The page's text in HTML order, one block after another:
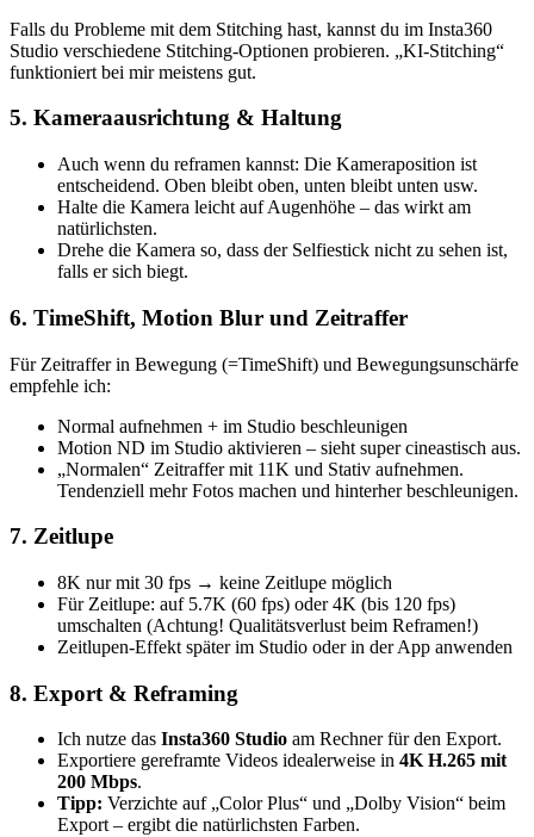
Falls du Probleme mit dem Stitching hast, kannst du im Insta360
Studio verschiedene Stitching-Optionen probieren. „KI-Stitching“
funktioniert bei mir meistens gut.
5. Kameraausrichtung & Haltung
Auch wenn du reframen kannst: Die Kameraposition ist
entscheidend. Oben bleibt oben, unten bleibt unten usw.
Halte die Kamera leicht auf Augenhöhe – das wirkt am
natürlichsten.
Drehe die Kamera so, dass der Selfiestick nicht zu sehen ist,
falls er sich biegt.
6. TimeShift, Motion Blur und Zeitraffer
Für Zeitraffer in Bewegung (=TimeShift) und Bewegungsunschärfe
empfehle ich:
Normal aufnehmen + im Studio beschleunigen
Motion ND im Studio aktivieren – sieht super cineastisch aus.
„Normalen“ Zeitraffer mit 11K und Stativ aufnehmen.
Tendenziell mehr Fotos machen und hinterher beschleunigen.
7. Zeitlupe
8K nur mit 30 fps → keine Zeitlupe möglich
Für Zeitlupe: auf 5.7K (60 fps) oder 4K (bis 120 fps)
umschalten (Achtung! Qualitätsverlust beim Reframen!)
Zeitlupen-Effekt später im Studio oder in der App anwenden
8. Export & Reframing
Ich nutze das Insta360 Studio am Rechner für den Export.
Exportiere gereframte Videos idealerweise in 4K H.265 mit
200 Mbps.
Tipp: Verzichte auf „Color Plus“ und „Dolby Vision“ beim
Export – ergibt die natürlichsten Farben.